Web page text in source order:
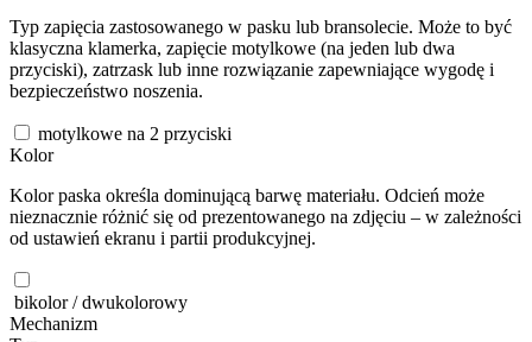
Typ zapięcia zastosowanego w pasku lub bransolecie. Może to być
klasyczna klamerka, zapięcie motylkowe (na jeden lub dwa
przyciski), zatrzask lub inne rozwiązanie zapewniające wygodę i
bezpieczeństwo noszenia.
motylkowe na 2 przyciski
Kolor
Kolor paska określa dominującą barwę materiału. Odcień może
nieznacznie różnić się od prezentowanego na zdjęciu – w zależności
od ustawień ekranu i partii produkcyjnej.
bikolor / dwukolorowy
Mechanizm